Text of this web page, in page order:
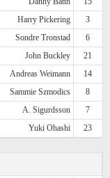
Harry Pickering
3
Sondre Tronstad
6
John Buckley
21
Andreas Weimann
14
Sammie Szmodics
8
A. Sigurdsson
7
Yuki Ohashi 23